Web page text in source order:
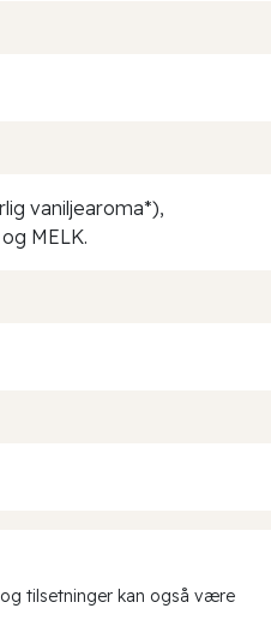
vaniljearoma*),
MELK.
tilsetninger kan også være